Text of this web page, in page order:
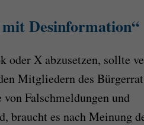
Desinformation“
oder X abzusetzen, sollte
Mitgliedern des
Falschmeldungen und
braucht es nach Meinung